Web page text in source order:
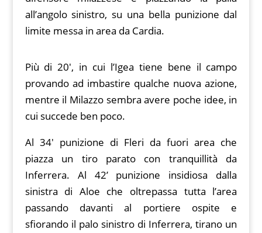
all’angolo sinistro, su una bella punizione dal
limite messa in area da Cardia.
Più di 20′, in cui l’Igea tiene bene il campo
provando ad imbastire qualche nuova azione,
mentre il Milazzo sembra avere poche idee, in
cui succede ben poco.
Al 34′ punizione di Fleri da fuori area che
piazza un tiro parato con tranquillità da
Inferrera. Al 42’ punizione insidiosa dalla
sinistra di Aloe che oltrepassa tutta l’area
passando davanti al portiere ospite e
sfiorando il palo sinistro di Inferrera, tirano un